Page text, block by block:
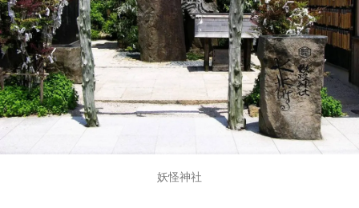
妖怪神社